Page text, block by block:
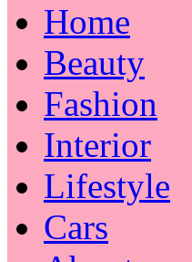
Home
Beauty
Fashion
Interior
Lifestyle
Cars